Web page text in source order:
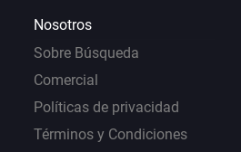
Nosotros
Sobre Búsqueda
Comercial
Políticas de privacidad
Términos y Condiciones